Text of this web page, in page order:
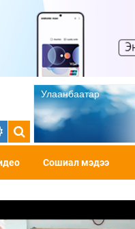
Улаанбаатар
Сошиал мэдээ